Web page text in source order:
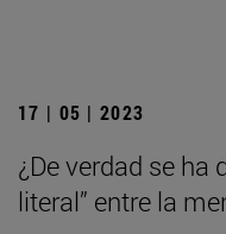
17 | 05 | 2023
¿De verdad se ha
literal” entre la